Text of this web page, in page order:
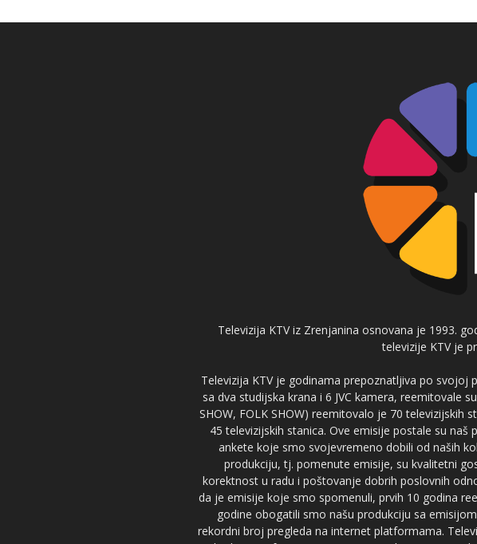
Televizija KTV iz Zrenjanina osnovana je 1993.
televizije KTV je
Televizija KTV je godinama prepoznatljiva po svojoj
sa dva studijska krana i 6 JVC kamera, reemitovale
SHOW, FOLK SHOW) reemitovalo je 70 televizijskih
45 televizijskih stanica. Ove emisije postale su
ankete koje smo svojevremeno dobili od naših
produkciju, tj. pomenute emisije, su kvalitetni
korektnost u radu i poštovanje dobrih poslovnih
da je emisije koje smo spomenuli, prvih 10 godina
godine obogatili smo našu produkciju sa
rekordni broj pregleda na internet platformama.